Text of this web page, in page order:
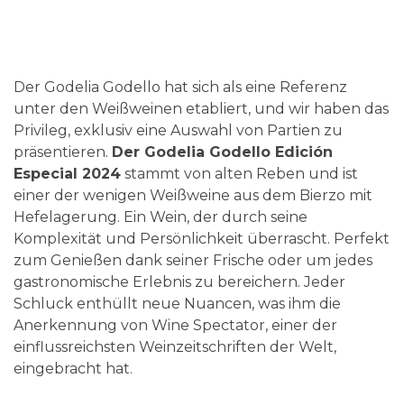
Der Godelia Godello hat sich als eine Referenz
unter den Weißweinen etabliert, und wir haben das
Privileg, exklusiv eine Auswahl von Partien zu
präsentieren. Der Godelia Godello Edición
Especial 2024 stammt von alten Reben und ist
einer der wenigen Weißweine aus dem Bierzo mit
Hefelagerung. Ein Wein, der durch seine
Komplexität und Persönlichkeit überrascht. Perfekt
zum Genießen dank seiner Frische oder um jedes
gastronomische Erlebnis zu bereichern. Jeder
Schluck enthüllt neue Nuancen, was ihm die
Anerkennung von Wine Spectator, einer der
einflussreichsten Weinzeitschriften der Welt,
eingebracht hat.